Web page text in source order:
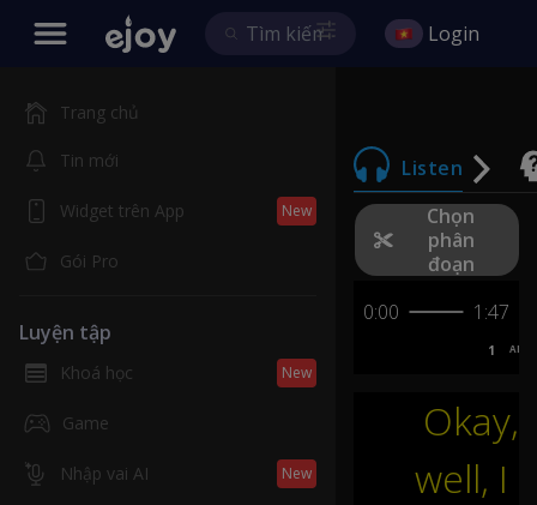
Trang chủ
Tin mới
Widget trên App New
Gói Pro
Luyện tập
Khoá học New
Game
Nhập vai AI New
Login
Listen
Chọn
phân
đoạn
0:00
1:47
1 AB
Okay,
well, I